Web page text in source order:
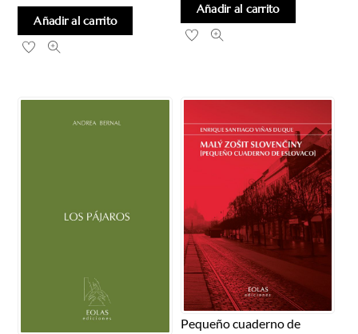
Añadir al carrito
Añadir al carrito
Pequeño cuaderno de